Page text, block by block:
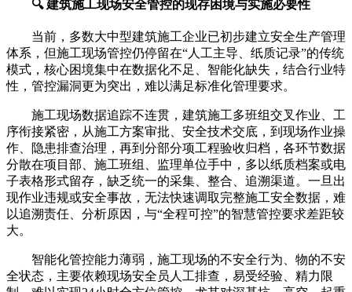
🔍 建筑施工现场安全管控的现存困境与实施必要性
当前，多数大中型建筑施工企业已初步建立安全生产管理
体系，但施工现场管控仍停留在“人工主导、纸质记录”的传统
模式，核心困境集中在数据化不足、智能化缺失，结合行业特
性，管控漏洞更为突出，难以满足标准化管理要求。
施工现场数据追踪不连贯，建筑施工多班组交叉作业、工
序衔接紧密，从施工方案审批、安全技术交底，到现场作业操
作、隐患排查治理，再到分部分项工程验收归档，各环节数据
分散在项目部、施工班组、监理单位手中，多以纸质档案或电
子表格形式留存，缺乏统一的采集、整合、追溯渠道。一旦出
现作业违规或安全事故，无法快速调取完整施工安全数据，难
以追溯责任、分析原因，与“全程可控”的智慧管控要求差距较
大。
智能化管控能力薄弱，施工现场的不安全行为、物的不安
全状态，主要依赖现场安全员人工排查，易受经验、精力限